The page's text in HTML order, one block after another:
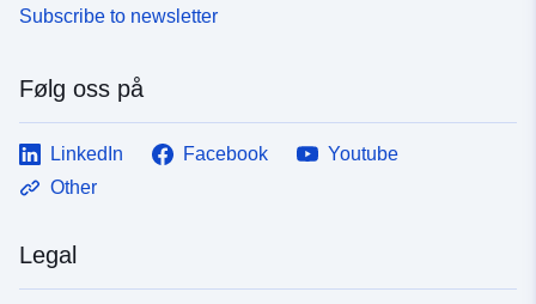
Subscribe to newsletter
Følg oss på
LinkedIn Facebook
Youtube
Other
Legal